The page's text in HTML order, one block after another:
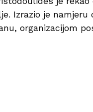
Izrazio je namjeru
organizacijom